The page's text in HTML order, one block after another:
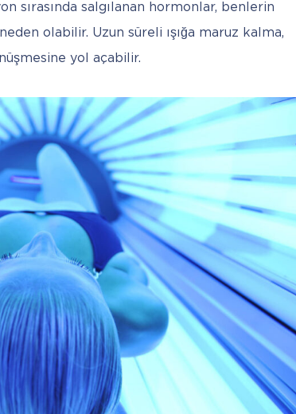
sırasında salgılanan hormonlar, benlerin
olabilir. Uzun süreli ışığa maruz kalma,
yol açabilir.